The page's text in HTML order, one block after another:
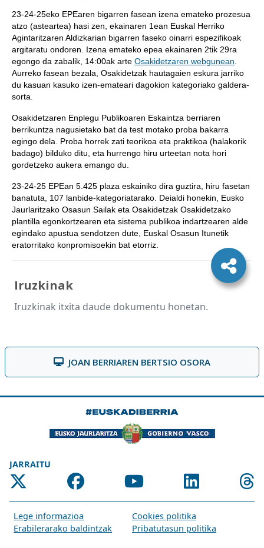
23-24-25eko EPEaren bigarren fasean izena emateko prozesua
atzo (asteartea) hasi zen, ekainaren 1ean Euskal Herriko
Agintaritzaren Aldizkarian bigarren faseko oinarri espezifikoak
argitaratu ondoren. Izena emateko epea ekainaren 2tik 29ra
egongo da zabalik, 14:00ak arte Osakidetzaren webgunean
Aurreko fasean bezala, Osakidetzak hautagaien eskura jarriko
du kasuan kasuko izen-emateari dagokion kategoriako galdera-
sorta.
Osakidetzaren Enplegu Publikoaren Eskaintza berriaren
berrikuntza nagusietako bat da test motako proba bakarra
egingo dela. Proba horrek zati teorikoa eta praktikoa (halakorik
badago) bilduko ditu, eta hurrengo hiru urteetan nota hori
gordetzeko aukera emango du.
23-24-25 EPEan 5.425 plaza eskainiko dira guztira, hiru fasetan
banatuta, 107 lanbide-kategoriatarako. Deialdi honekin, Eusko
Jaurlaritzako Osasun Sailak eta Osakidetzak Osakidetzako
plantilla egonkortzearen eta sistema publikoa indartzearen alde
egindako apustua sendotzen dute, Euskal Osasun Itunetik
eratorritako konpromisoekin bat etorriz.
Iruzkinak
Iruzkinak itxita daude dokumentu honetan.
JOAN BERRIAREN BERTSIO OSORA
JARRAITU
Lege informazioa
Cookies politika
Erabilerarako baldintzak
Pribatutasun politika